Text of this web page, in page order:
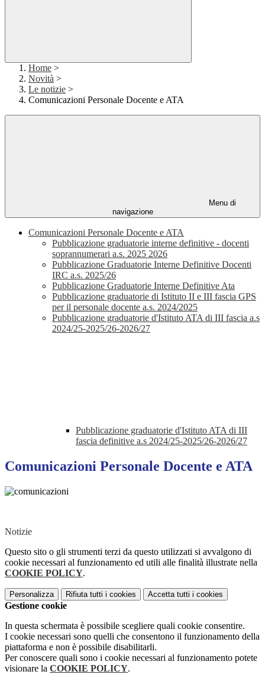
Home >
Novità >
Le notizie >
Comunicazioni Personale Docente e ATA
Menu di
navigazione
Comunicazioni Personale Docente e ATA
Pubblicazione graduatorie interne definitive - docenti
soprannumerari a.s. 2025 2026
Pubblicazione Graduatorie Interne Definitive Docenti
IRC a.s. 2025/26
Pubblicazione Graduatorie Interne Definitive Ata
Pubblicazione graduatorie di Istituto II e III fascia GPS
per il personale docente a.s. 2024/2025
Pubblicazione graduatorie d'Istituto ATA di III fascia a.s
2024/25-2025/26-2026/27
Pubblicazione graduatorie d'Istituto ATA di III
fascia definitive a.s 2024/25-2025/26-2026/27
Comunicazioni Personale Docente e ATA
Notizie
Questo sito o gli strumenti terzi da questo utilizzati si avvalgono di
cookie necessari al funzionamento ed utili alle finalità illustrate nella
COOKIE POLICY.
Personalizza Rifiuta tutti i cookies Accetta tutti i cookies
Gestione cookie
In questa schermata è possibile scegliere quali cookie consentire.
I cookie necessari sono quelli che consentono il funzionamento della
piattaforma e non è possibile disabilitarli.
Per conoscere quali sono i cookie necessari al funzionamento potete
visionare la COOKIE POLICY.